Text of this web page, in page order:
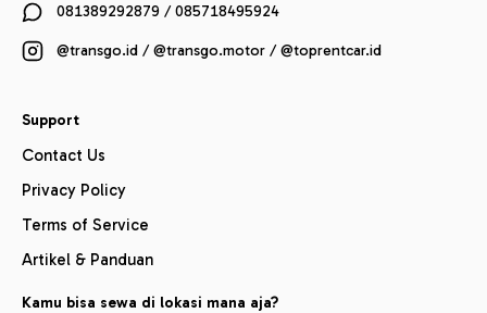
081389292879 / 085718495924
@transgo.id / @transgo.motor / @toprentcar.id
Support
Contact Us
Privacy Policy
Terms of Service
Artikel & Panduan
Kamu bisa sewa di lokasi mana aja?